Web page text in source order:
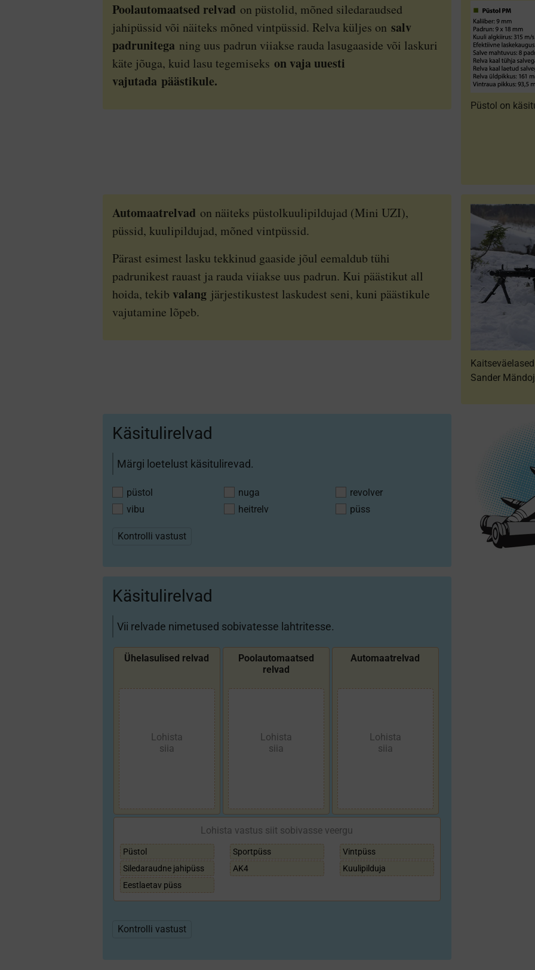
Poolautomaatsed relvad on püstolid, mõned siledaraudsed
jahipüssid või näiteks mõned vintpüssid. Relva küljes on salv
padrunitega ning uus padrun viiakse rauda lasugaaside või laskuri
käte jõuga, kuid lasu tegemiseks on vaja uuesti
vajutada päästikule.
Püstol on
Automaatrelvad on näiteks püstolkuulipildujad (Mini UZI),
püssid, kuulipildujad, mõned vintpüssid.
Pärast esimest lasku tekkinud gaaside jõul eemaldub tühi
padrunikest rauast ja rauda viiakse uus padrun. Kui päästikut all
hoida, tekib valangjärjestikustest laskudest seni, kuni päästikule
vajutamine lõpeb.
Sander
Galil on
kui ka
Kuulipilduja
Automaat
Käsitulirelvad
Märgi loetelust käsitulirevad.
püstol nuga
revolver
vibu
heitrelv püss
Kontrolli vastust
Käsitulirelvad
Vii relvade nimetused sobivatesse lahtritesse.
Ühe­lasulised relvad
Pool­automaatsed
relvad
Automaat­relvad
Lohista vastus siit sobivasse veergu
Püstol
Sileda­raudne jahi­püss
Eest­laetav püss
Sport­püss
AK4
Vint­püss
Kuuli­pilduja
Kontrolli vastust